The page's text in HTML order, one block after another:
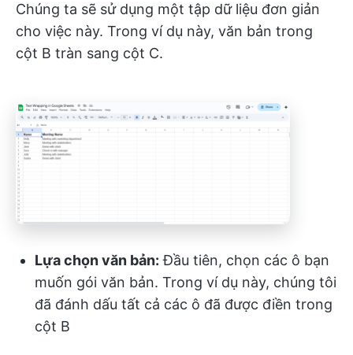
Chúng ta sẽ sử dụng một tập dữ liệu đơn giản
cho việc này. Trong ví dụ này, văn bản trong
cột B tràn sang cột C.
Lựa chọn văn bản: Đầu tiên, chọn các ô bạn
muốn gói văn bản. Trong ví dụ này, chúng tôi
đã đánh dấu tất cả các ô đã được điền trong
cột B